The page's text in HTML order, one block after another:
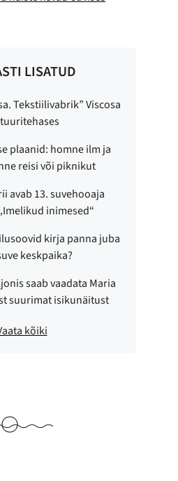
LISATUD
Tekstiilivabrik” Viscosa
plaanid: homne ilm ja
reisi või piknikut
avab 13. suvehooaja
inimesed“
kirja panna juba
keskpaika?
saab vaadata Maria
suurimat isikunäitust
kõiki